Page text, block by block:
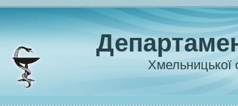
Хмельницької